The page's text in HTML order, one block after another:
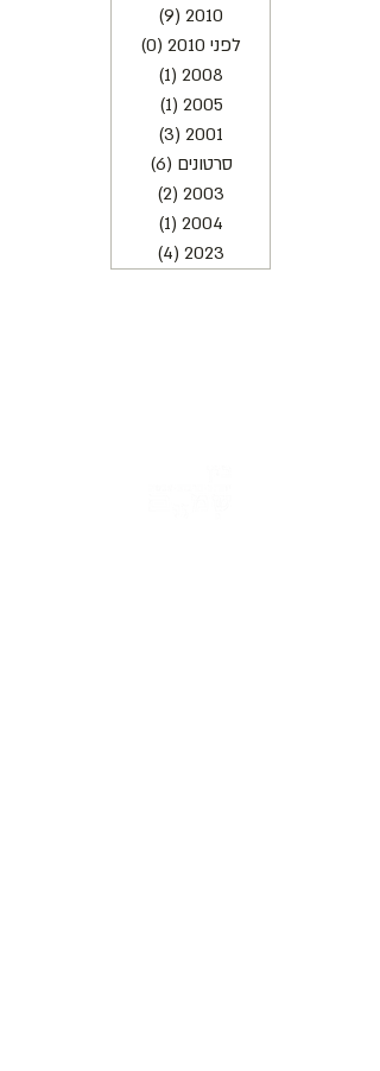
2010
(9)
לפני 2010
(0)
2008
(1)
2005
(1)
2001
(3)
סרטונים (6)
2003
(2)
2004
(1)
2023
(4)